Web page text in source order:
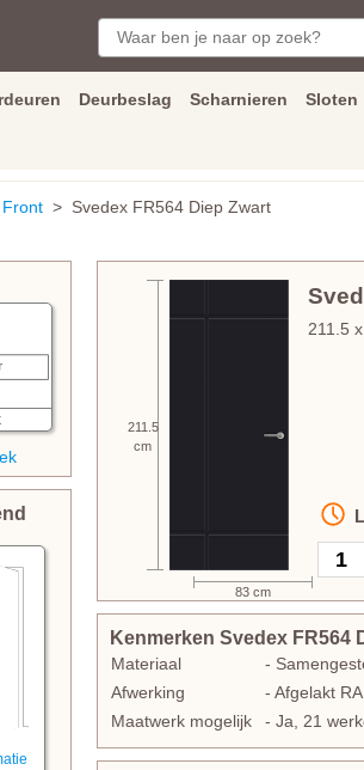
Deurbeslag Scharnieren Sloten
Front > Svedex FR564 Diep Zwart
211.5
cm
211.5 x
83 cm
Kenmerken Svedex FR564
Materiaal
-
Afwerking
- Afgelakt
Maatwerk mogelijk
- Ja, 21